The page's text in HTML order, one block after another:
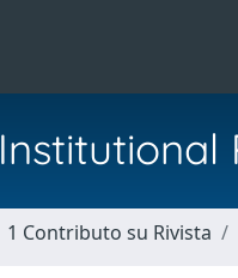
Institutional
1 Contributo su Rivista